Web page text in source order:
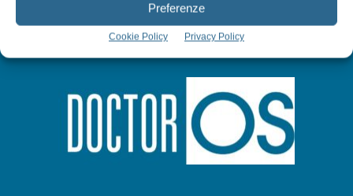
Preferenze
Cookie Policy Privacy Policy